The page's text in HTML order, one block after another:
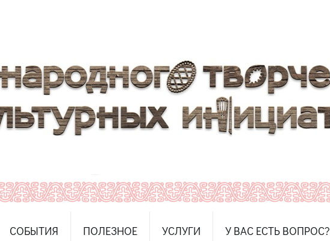
СОБЫТИЯ ПОЛЕЗНОЕ УСЛУГИ У ВАС ЕСТЬ ВОПРОС?